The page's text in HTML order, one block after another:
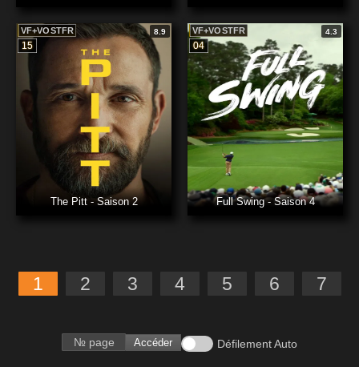
VF+VOSTFR 8.9
15
The Pitt - Saison 2
VF+VOSTFR 4.3
04
Full Swing - Saison 4
1 2 3 4 5 6 7
Accéder Défilement Auto